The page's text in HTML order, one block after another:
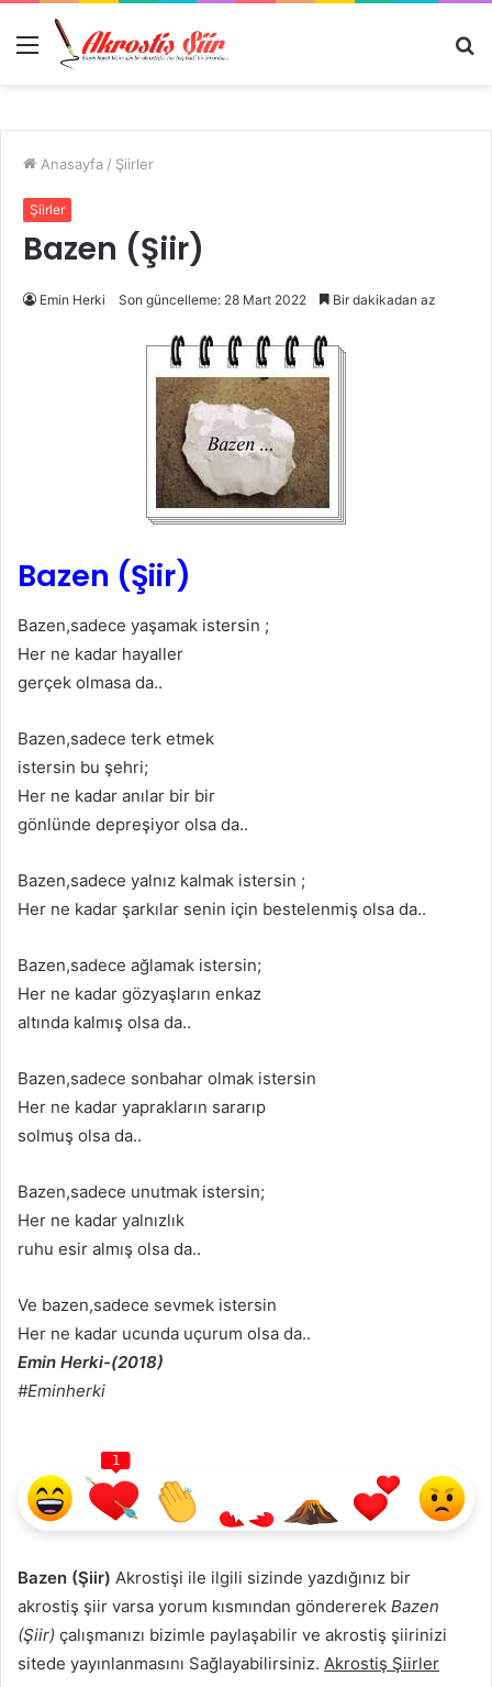
Menü
Anasayfa / Şiirler
Şiirler
Bazen (Şiir)
Emin Herki Son güncelleme: 28 Mart 2022 Bir dakikadan az
Bazen (Şiir)
Bazen,sadece yaşamak istersin ;
Her ne kadar hayaller
gerçek olmasa da..
Bazen,sadece terk etmek
istersin bu şehri;
Her ne kadar anılar bir bir
gönlünde depreşiyor olsa da..
Bazen,sadece yalnız kalmak istersin ;
Her ne kadar şarkılar senin için bestelenmiş olsa da..
Bazen,sadece ağlamak istersin;
Her ne kadar gözyaşların enkaz
altında kalmış olsa da..
Bazen,sadece sonbahar olmak istersin
Her ne kadar yaprakların sararıp
solmuş olsa da..
Bazen,sadece unutmak istersin;
Her ne kadar yalnızlık
ruhu esir almış olsa da..
Ve bazen,sadece sevmek istersin
Her ne kadar ucunda uçurum olsa da..
Emin Herki-(2018)
#Eminherki
1
Bazen (Şiir) Akrostişi ile ilgili sizinde yazdığınız bir
akrostiş şiir varsa yorum kısmından göndererek Bazen
(Şiir) çalışmanızı bizimle paylaşabilir ve akrostiş şiirinizi
sitede yayınlanmasını Sağlayabilirsiniz. Akrostiş Şiirler